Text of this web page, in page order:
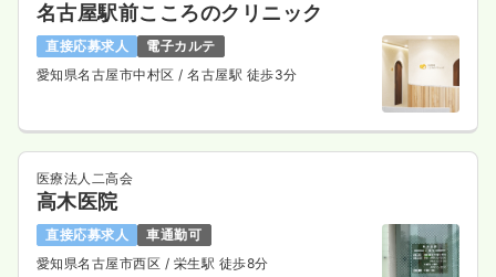
名古屋駅前こころのクリニック
直接応募求人
電子カルテ
愛知県名古屋市中村区/ 名古屋駅 徒歩3分
医療法人二高会
高木医院
直接応募求人
車通勤可
愛知県名古屋市西区 / 栄生駅 徒歩8分